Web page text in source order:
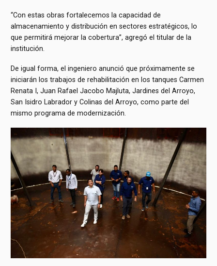
“Con estas obras fortalecemos la capacidad de
almacenamiento y distribución en sectores estratégicos, lo
que permitirá mejorar la cobertura”, agregó el titular de la
institución.
De igual forma, el ingeniero anunció que próximamente se
iniciarán los trabajos de rehabilitación en los tanques Carmen
Renata I, Juan Rafael Jacobo Majluta, Jardines del Arroyo,
San Isidro Labrador y Colinas del Arroyo, como parte del
mismo programa de modernización.